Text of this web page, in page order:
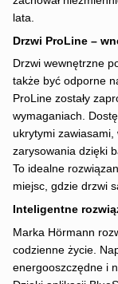
lata.
Drzwi ProLine –
Drzwi wewnętrzne
także być odporne
ProLine zostały
wymaganiach.
ukrytymi
zarysowania dzięki
To idealne
miejsc, gdzie drzwi
Inteligentne
Marka Hörmann
codzienne życie.
energooszczędne i